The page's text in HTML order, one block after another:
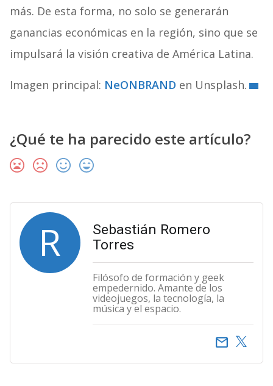
más. De esta forma, no solo se generarán
ganancias económicas en la región, sino que se
impulsará la visión creativa de América Latina.
Imagen principal: NeONBRAND en Unsplash.
¿Qué te ha parecido este artículo?
R
Sebastián Romero
Torres
Filósofo de formación y geek
empedernido. Amante de los
videojuegos, la tecnología, la
música y el espacio.
email